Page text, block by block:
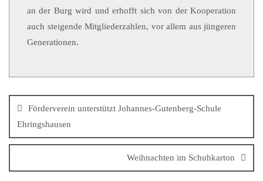
an der Burg wird und erhofft sich von der Kooperation
auch steigende Mitgliederzahlen, vor allem aus jüngeren
Generationen.
Förderverein unterstützt Johannes-Gutenberg-Schule
Ehringshausen
Weihnachten im Schuhkarton